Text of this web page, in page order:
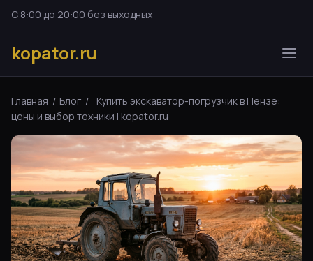
С 8:00 до 20:00 без выходных
kopator.ru
Главная / Блог /
Купить экскаватор-погрузчик в Пензе:
цены и выбор техники | kopator.ru